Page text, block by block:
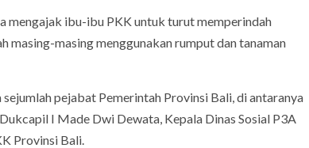
mengajak ibu-ibu PKK untuk turut memperindah
masing-masing menggunakan rumput dan tanaman
pejabat Pemerintah Provinsi Bali, di antaranya
I Made Dwi Dewata, Kepala Dinas Sosial P3A
Provinsi Bali.